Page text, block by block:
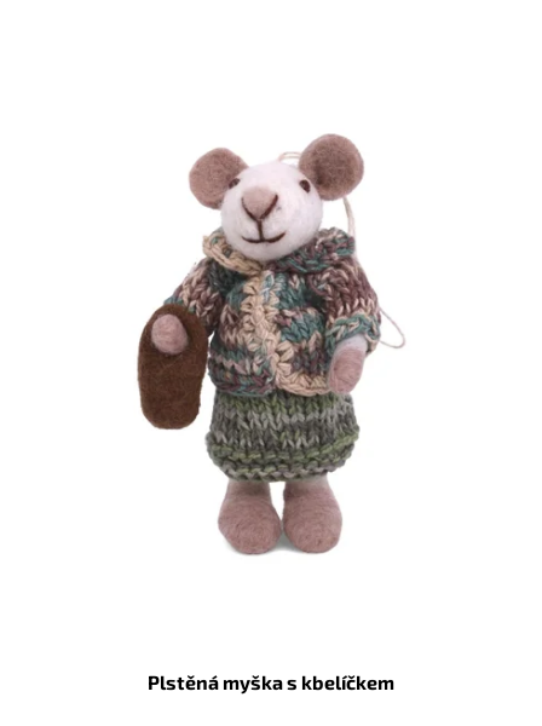
Plstěná myška s kbelíčkem